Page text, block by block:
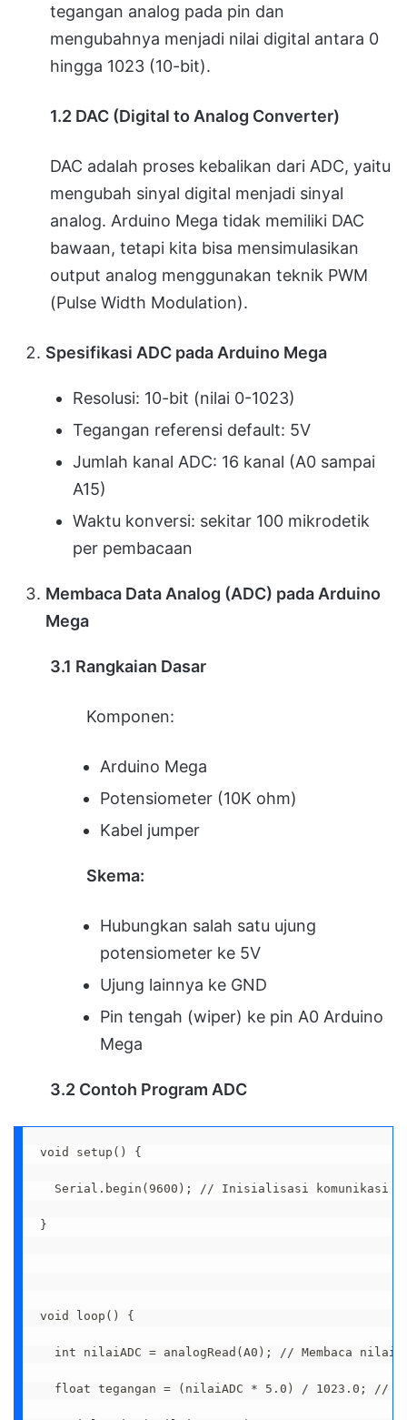
tegangan analog pada pin dan
mengubahnya menjadi nilai digital antara 0
hingga 1023 (10-bit).
1.2 DAC (Digital to Analog Converter)
DAC adalah proses kebalikan dari ADC, yaitu
mengubah sinyal digital menjadi sinyal
analog. Arduino Mega tidak memiliki DAC
bawaan, tetapi kita bisa mensimulasikan
output analog menggunakan teknik PWM
(Pulse Width Modulation).
Spesifikasi ADC pada Arduino Mega
Resolusi: 10-bit (nilai 0-1023)
Tegangan referensi default: 5V
Jumlah kanal ADC: 16 kanal (A0 sampai
A15)
Waktu konversi: sekitar 100 mikrodetik
per pembacaan
Membaca Data Analog (ADC) pada Arduino
Mega
3.1 Rangkaian Dasar
Komponen:
Arduino Mega
Potensiometer (10K ohm)
Kabel jumper
Skema:
Hubungkan salah satu ujung
potensiometer ke 5V
Ujung lainnya ke GND
Pin tengah (wiper) ke pin A0 Arduino
Mega
3.2 Contoh Program ADC
void setup() {
Serial.begin(9600); // Inisialisasi komunikasi
}
void loop() {
int nilaiADC = analogRead(A0); // Membaca nilai
float tegangan = (nilaiADC * 5.0) / 1023.0; //